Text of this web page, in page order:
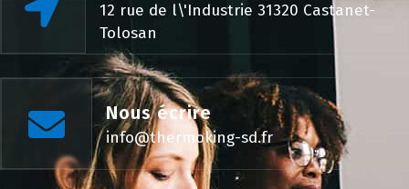
12 rue de l\'Industrie 31320 Castanet-
Tolosan
Nous écrire
info@thermoking-sd.fr